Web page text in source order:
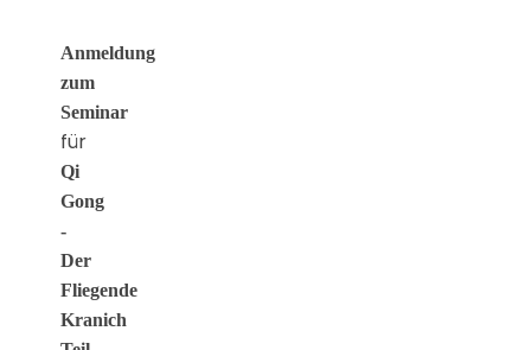
Anmeldung
zum
Seminar
für
Qi
Gong
-
Der
Fliegende
Kranich